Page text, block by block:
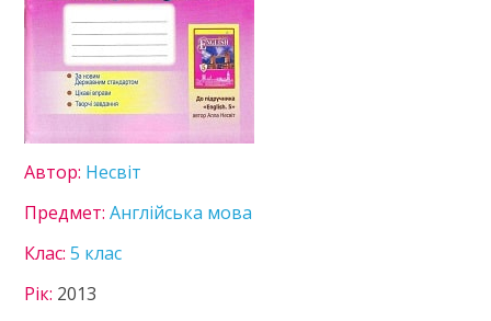
Українська література
6 клас
7 клас
8 клас
9 клас
10 клас
11 клас
Статті
Зв'язок
Політика
Автор: Несвіт
Предмет:Англійська мова
Клас:5 клас
Рік: 2013